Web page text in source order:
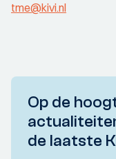
tme@kivi.nl
Op de
de laatste